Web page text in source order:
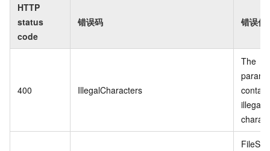
HTTP
status
code
错误码 错误信
400 IllegalCharacters
The
illegal